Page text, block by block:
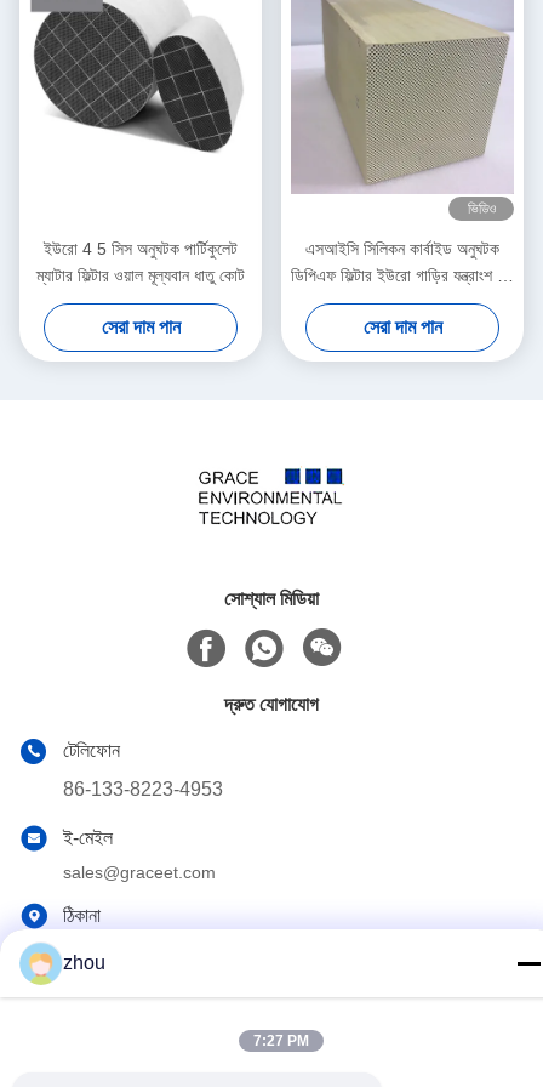
ইউরো 4 5 সিস অনুঘটক পার্টিকুলেট
ম্যাটার ফিল্টার ওয়াল মূল্যবান ধাতু কোট
সেরা দাম পান
ভিডিও
এসআইসি সিলিকন কার্বাইড অনুঘটক
ডিপিএফ ফিল্টার ইউরো গাড়ির যন্ত্রাংশ কম
সহগের তাপীয় প্রসারণ
সেরা দাম পান
সোশ্যাল মিডিয়া
দ্রুত যোগাযোগ
টেলিফোন
86-133-8223-4953
ই-মেইল
sales@graceet.com
ঠিকানা
নং ৩৩৩৩ জিনচেং পূর্ব রোড, জিনওয়ু জেলা, ওউসি সিটি, জিয়াংসু প্রদেশ, চীন
গোপনীয়তা নীতি|সাইট ম্যাপ
zhou
7:27 PM